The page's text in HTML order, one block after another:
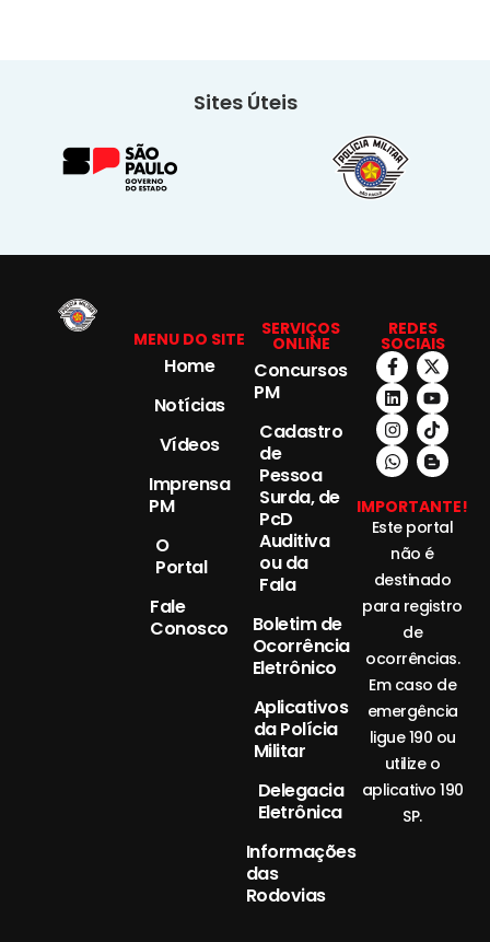
Sites Úteis
MENU DO SITE
Home
Notícias
Vídeos
Imprensa
PM
O
Portal
Fale
Conosco
SERVIÇOS
ONLINE
Concursos
PM
Cadastro
de
Pessoa
Surda, de
PcD
Auditiva
ou da
Fala
Boletim de
Ocorrência
Eletrônico
Aplicativos
da Polícia
Militar
Delegacia
Eletrônica
Informações
das
Rodovias
REDES
SOCIAIS
IMPORTANTE!
Este portal
não é
destinado
para registro
de
ocorrências.
Em caso de
emergência
ligue 190 ou
utilize o
aplicativo 190
SP.